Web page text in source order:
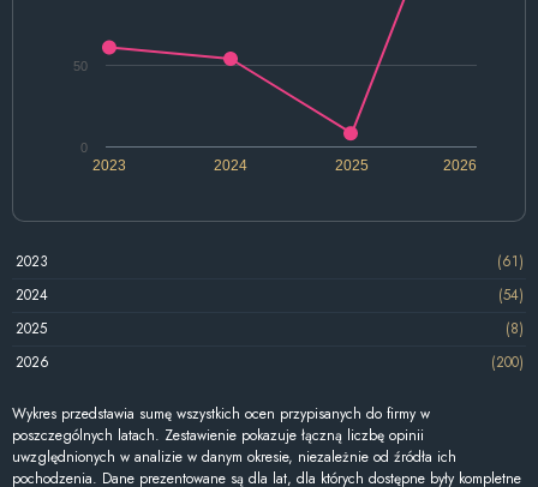
2024 2026
2023 2025
0
50
2023
(61)
2024
(54)
2025
(8)
2026
(200)
Wykres przedstawia sumę wszystkich ocen przypisanych do firmy w
poszczególnych latach. Zestawienie pokazuje łączną liczbę opinii
uwzględnionych w analizie w danym okresie, niezależnie od źródła ich
pochodzenia. Dane prezentowane są dla lat, dla których dostępne były kompletne